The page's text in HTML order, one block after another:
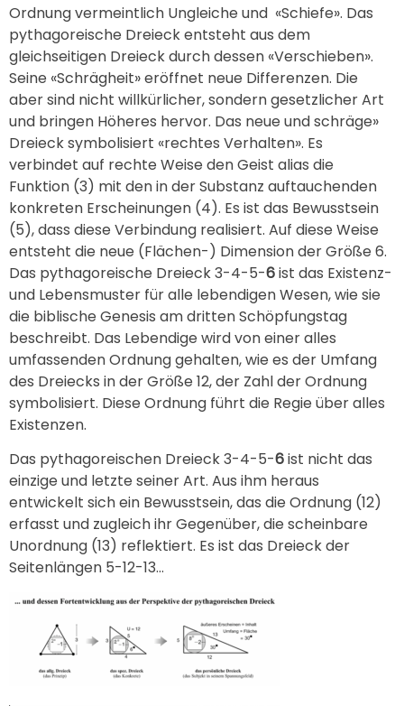
Ordnung vermeintlich Ungleiche und «Schiefe». Das
pythagoreische Dreieck entsteht aus dem
gleichseitigen Dreieck durch dessen «Verschieben».
Seine «Schrägheit» eröffnet neue Differenzen. Die
aber sind nicht willkürlicher, sondern gesetzlicher Art
und bringen Höheres hervor. Das neue und schräge»
Dreieck symbolisiert «rechtes Verhalten». Es
verbindet auf rechte Weise den Geist alias die
Funktion (3) mit den in der Substanz auftauchenden
konkreten Erscheinungen (4). Es ist das Bewusstsein
(5), dass diese Verbindung realisiert. Auf diese Weise
entsteht die neue (Flächen-) Dimension der Größe 6.
Das pythagoreische Dreieck 3-4-5-6ist das Existenz-
und Lebensmuster für alle lebendigen Wesen, wie sie
die biblische Genesis am dritten Schöpfungstag
beschreibt. Das Lebendige wird von einer alles
umfassenden Ordnung gehalten, wie es der Umfang
des Dreiecks in der Größe 12, der Zahl der Ordnung
symbolisiert. Diese Ordnung führt die Regie über alles
Existenzen.
Das pythagoreischen Dreieck 3-4-5-6ist nicht das
einzige und letzte seiner Art. Aus ihm heraus
entwickelt sich ein Bewusstsein, das die Ordnung (12)
erfasst und zugleich ihr Gegenüber, die scheinbare
Unordnung (13) reflektiert. Es ist das Dreieck der
Seitenlängen 5-12-13…